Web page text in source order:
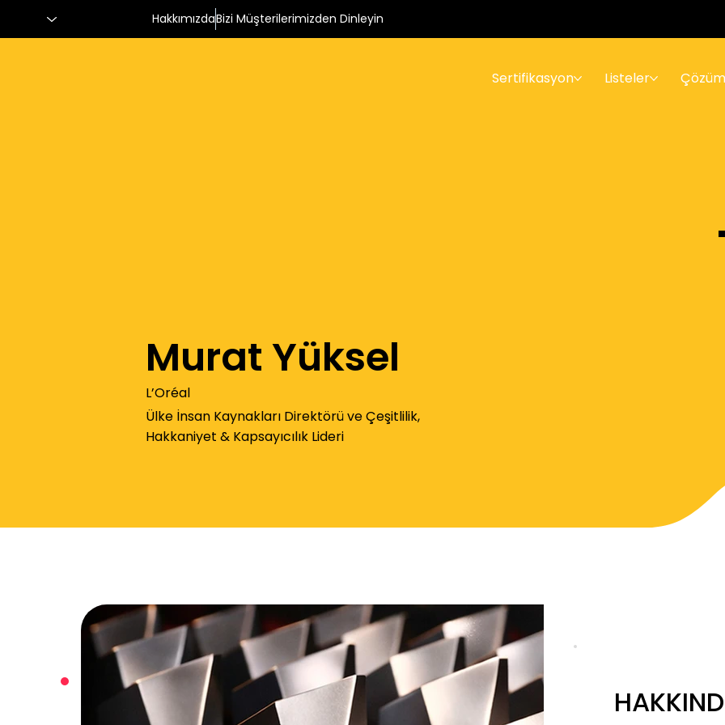
Sertifikasyon Listeler
HakkımızdaBizi Müşterilerimizden Dinleyin
Murat Yüksel
L’Oréal
Ülke İnsan Kaynakları Direktörü ve Çeşitlilik,
Hakkaniyet & Kapsayıcılık Lideri